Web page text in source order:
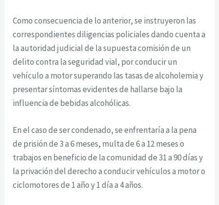
Como consecuencia de lo anterior, se instruyeron las
correspondientes diligencias policiales dando cuenta a
la autoridad judicial de la supuesta comisión de un
delito contra la seguridad vial, por conducir un
vehículo a motor superando las tasas de alcoholemia y
presentar síntomas evidentes de hallarse bajo la
influencia de bebidas alcohólicas.
En el caso de ser condenado, se enfrentaría a la pena
de prisión de 3 a 6 meses, multa de 6 a 12 meses o
trabajos en beneficio de la comunidad de 31 a 90 días y
la privación del derecho a conducir vehículos a motor o
ciclomotores de 1 año y 1 día a 4 años.